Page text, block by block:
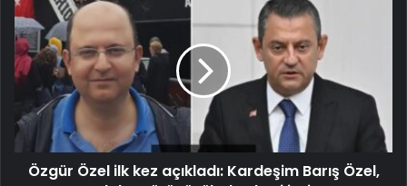
Özgür Özel ilk kez açıkladı: Kardeşim Barış Özel,